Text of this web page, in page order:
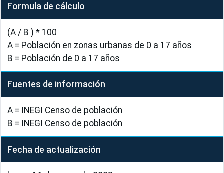
Formula de cálculo
(A / B ) * 100
A = Población en zonas urbanas de 0 a 17 años
B = Población de 0 a 17 años
Fuentes de información
A = INEGI Censo de población
B = INEGI Censo de población
Fecha de actualización